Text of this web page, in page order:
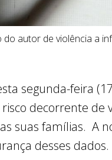
autor de violência a
segunda-feira
decorrente de
suas famílias. A
desses dados.